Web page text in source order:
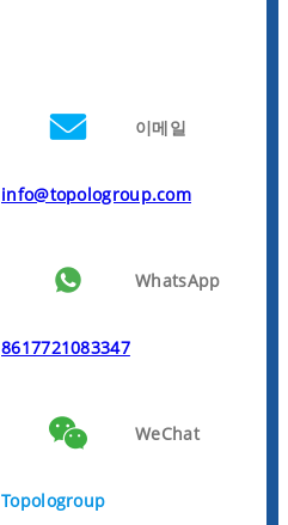
이메일
info@topologroup.com
WhatsApp
8617721083347
WeChat
Topologroup